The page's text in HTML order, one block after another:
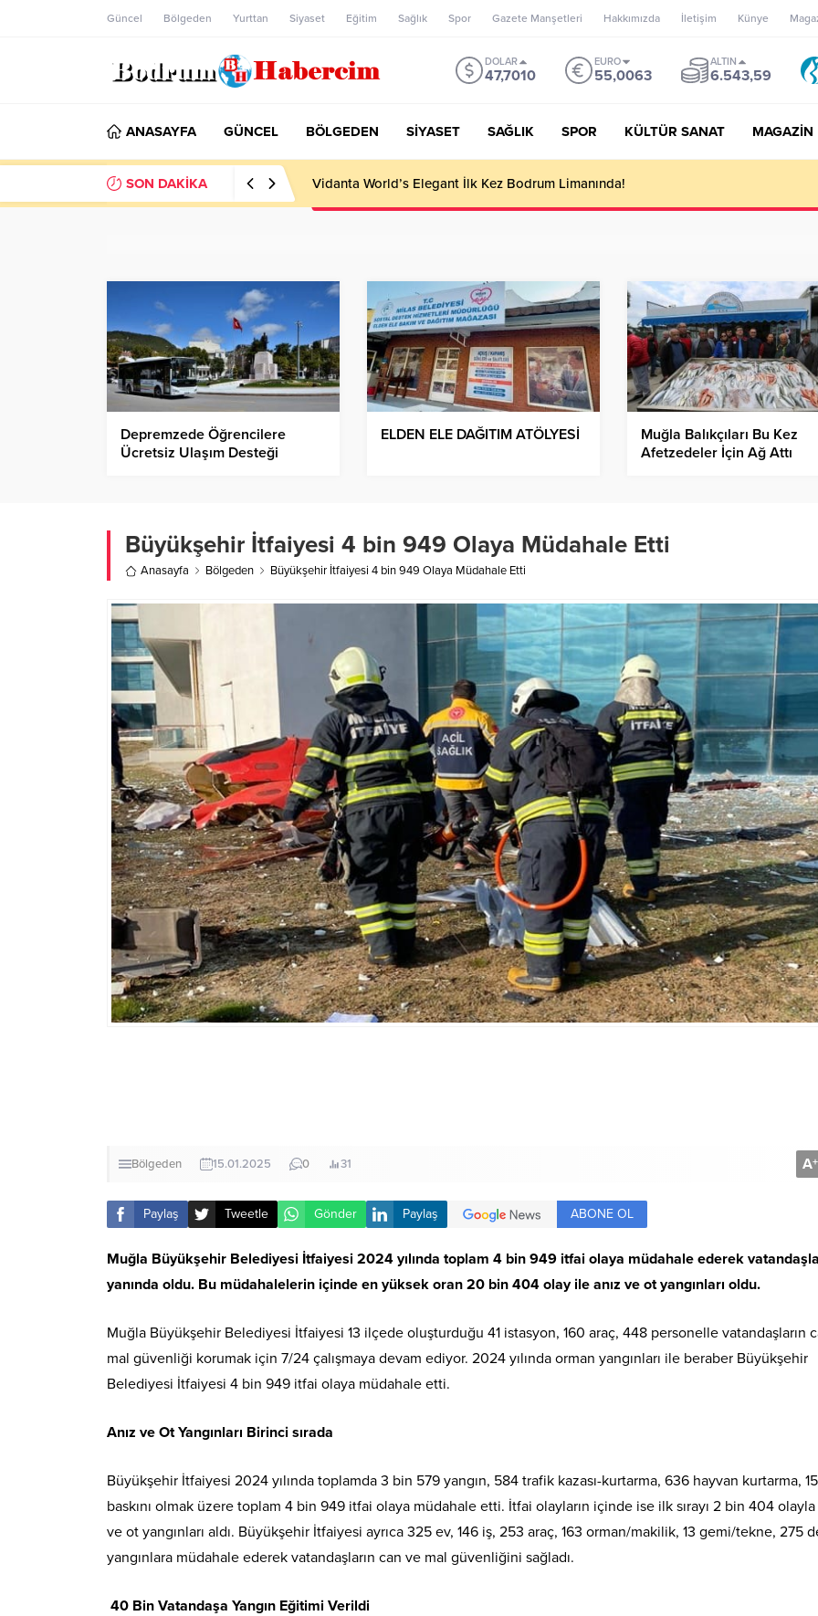
Güncel Bölgeden Yurttan Siyaset Eğitim Sağlık Spor Gazete Manşetleri Hakkımızda İletişim Künye
DOLAR
47,7010
EURO
55,0063
ALTIN
6.543,59
ANASAYFA GÜNCEL BÖLGEDEN SİYASET SAĞLIK SPOR KÜLTÜR SANAT MAGAZİN
SON DAKİKA Bodrum’daki Silahlı Saldırıya İlişkin 7 Şüpheli Yakalandı: 3 Tutuklama
Depremzede Öğrencilere
Ücretsiz Ulaşım Desteği
ELDEN ELE DAĞITIM ATÖLYESİ
Muğla Balıkçıları Bu Kez
Afetzedeler İçin Ağ Attı
Büyükşehir İtfaiyesi 4 bin 949 Olaya Müdahale Etti
Anasayfa Bölgeden Büyükşehir İtfaiyesi 4 bin 949 Olaya Müdahale Etti
Bölgeden 15.01.2025 0 31 A+
Paylaş Tweetle Gönder Paylaş ABONE OL
Muğla Büyükşehir Belediyesi İtfaiyesi 2024 yılında toplam 4 bin 949 itfai olaya müdahale ederek
yanında oldu. Bu müdahalelerin içinde en yüksek oran 20 bin 404 olay ile anız ve ot yangınları oldu.
Muğla Büyükşehir Belediyesi İtfaiyesi 13 ilçede oluşturduğu 41 istasyon, 160 araç, 448 personelle vatandaşların
mal güvenliği korumak için 7/24 çalışmaya devam ediyor. 2024 yılında orman yangınları ile beraber Büyükşehir
Belediyesi İtfaiyesi 4 bin 949 itfai olaya müdahale etti.
Anız ve Ot Yangınları Birinci sırada
Büyükşehir İtfaiyesi 2024 yılında toplamda 3 bin 579 yangın, 584 trafik kazası-kurtarma, 636 hayvan kurtarma,
baskını olmak üzere toplam 4 bin 949 itfai olaya müdahale etti. İtfai olayların içinde ise ilk sırayı 2 bin 404 olayla
ve ot yangınları aldı. Büyükşehir İtfaiyesi ayrıca 325 ev, 146 iş, 253 araç, 163 orman/makilik, 13 gemi/tekne, 275
yangınlara müdahale ederek vatandaşların can ve mal güvenliğini sağladı.
40 Bin Vatandaşa Yangın Eğitimi Verildi